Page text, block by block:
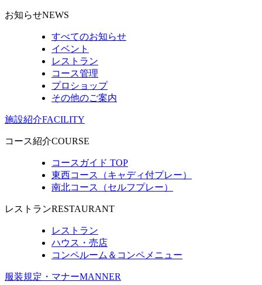
お知らせNEWS
すべてのお知らせ
イベント
レストラン
コース管理
プロショップ
その他のご案内
施設紹介FACILITY
コース紹介COURSE
コースガイド TOP
東西コース（キャディ付プレー）
南北コース（セルフプレー）
レストランRESTAURANT
レストラン
ハウス・売店
コンペルーム＆コンペメニュー
服装規定・マナーMANNER